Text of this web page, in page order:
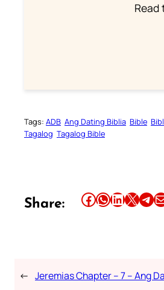
Read
Tags: ADB Ang Dating Biblia Bible
Tagalog Tagalog Bible
Share: Share this article on Facebook Share this article on WhatsApp Share this article on LinkedIn Share this article on X Share this article on TelegramEmail this Article
← Jeremias Chapter – 7 – Ang